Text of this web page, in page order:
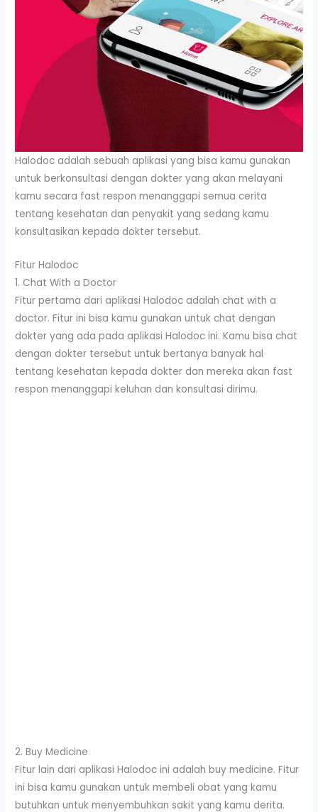
Halodoc adalah sebuah aplikasi yang bisa kamu gunakan
untuk berkonsultasi dengan dokter yang akan melayani
kamu secara fast respon menanggapi semua cerita
tentang kesehatan dan penyakit yang sedang kamu
konsultasikan kepada dokter tersebut.
Fitur Halodoc
1. Chat With a Doctor
Fitur pertama dari aplikasi Halodoc adalah chat with a
doctor. Fitur ini bisa kamu gunakan untuk chat dengan
dokter yang ada pada aplikasi Halodoc ini. Kamu bisa chat
dengan dokter tersebut untuk bertanya banyak hal
tentang kesehatan kepada dokter dan mereka akan fast
respon menanggapi keluhan dan konsultasi dirimu.
2. Buy Medicine
Fitur lain dari aplikasi Halodoc ini adalah buy medicine. Fitur
ini bisa kamu gunakan untuk membeli obat yang kamu
butuhkan untuk menyembuhkan sakit yang kamu derita.